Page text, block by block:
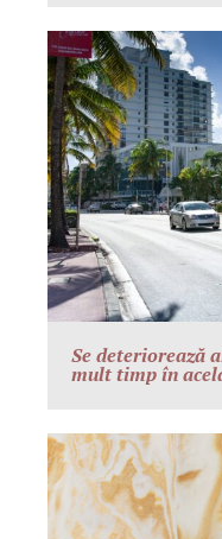
Se deteriorează
mult timp în